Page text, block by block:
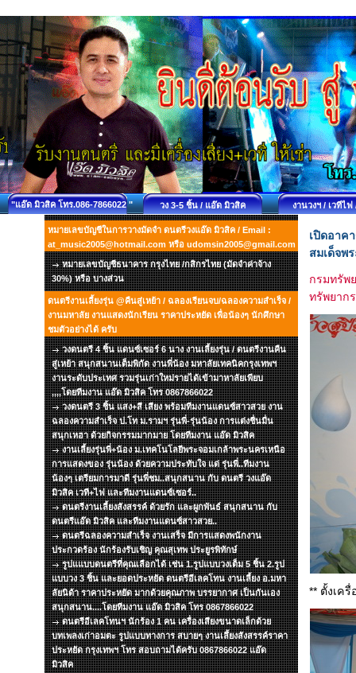
"แอ๊ด มิวสิค โทร.086-7866022 " วง 3-5 ชิ้น / แอ๊ด มิวสิค งานวงฯ / เวทีไ
หมายเลขบัญชีในการวางมัดจำ ดนตรีวงแอ๊ด มิวสิค / Email :
at_music2005@hotmail.com หรือ udomsin2005@gmail.com
หมายเลขบัญชีธนาคาร กรุงไทย /กสิกรไทย (มัดจำค่าจ้าง
30%) หรือ บางส่วน
ดนตรีงานเลี้ยงรุ่น @คืนสู่เหย้า / ฉลองเรียนจบ/ฉลองความสำเร็จ /
งานมหาลัย งานแสดงนักเรียน ราคาประหยัด เพื่อน้องๆ นักศึกษา
ชมตัวอย่างได้ ครับ
วงดนตรี 4 ชิ้น แดนซ์เซอร์ 6 นาง งานเลี้ยงรุ่น / ดนตรีงานคืน
สู่เหย้า สนุกสนานเต็มพิกัด งานพี่น้อง มหาลัยเทคนิคกรุงเทพฯ
งานระดับประเทศ รวมรุ่นเก่าใหม่รายได้เข้ามาหาลัยเพียบ
,,,,โดยทีมงาน แอ๊ด มิวสิค โทร 0867866022
วงดนตรี 3 ชิ้น แสง+สี เสียง พร้อมทีมงานแดนซ์สาวสวย งาน
ฉลองความสำเร็จ ป.โท ม.รามฯ รุ่นพี่-รุ่นน้อง การแต่งชื่นมื่น
สนุกเหฮา ด้วยกิจกรรมมากมาย โดยทีมงาน แอ๊ด มิวสิค
งานเลี้ยงรุ่นพี่+น้อง ม.เทคโนโลยีพระจอมเกล้าพระนครเหนือ
การแสดงของ รุ่นน้อง ด้วยความประทับใจ แด่ รุ่นพี่..ทีมงาน
น้องๆ เตรียมการมาดี รุ่นพี่ชม..สนุกสนาน กับ ดนตรี วงแอ๊ด
มิวสิค เวที+ไฟ และทีมงานแดนซ์เซอร์..
ดนตรีงานเลี้ยงสังสรรค์ ด้วยรัก และผูกพันธ์ สนุกสนาน กับ
ดนตรีแอ๊ด มิวสิค และทีมงานแดนซ์สาวสวย..
ดนตรีฉลองความสำเร็จ งานเสร็จ มีการแสดงพนักงาน
ประกวดร้อง นักร้องรับเชิญ คุณสุเทพ ประยูรพิทักษ์
รูปแแบบดนตรีที่คุณเลือกได้ เช่น 1.รูปแบบวงเต็ม 5 ชิ้น 2.รูป
แบบวง 3 ชิ้น และยอดประหยัด ดนตรีอีเลคโทน งานเลี้ยง อ.มหา
ลัยนิด้า ราคาประหยัด มากด้วยคุณภาพ บรรยากาศ เป็นกันเอง
สนุกสนาน....โดยทีมงาน แอ๊ด มิวสิค โทร 0867866022
ดนตรีอีเลคโทนฯ นักร้อง 1 คน เครื่องเสียงขนาดเล็กด้วย
บทเพลงเก่าอมตะ รูปแบบทางการ สบายๆ งานเลึ้ยงสังสรรค์ราคา
ประหยัด กรุงเทพฯ โทร สอบถามได้ครับ 0867866022 แอ๊ด
มิวสิค
เปิดอาค
สมเด็จพ
กรมทรัพ
ทรัพยากร
** ตั้งเค